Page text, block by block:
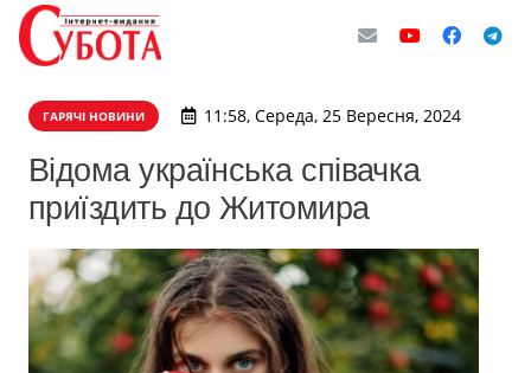
ГАРЯЧІ НОВИНИ 11:58, Середа, 25 Вересня, 2024
Відома українська співачка
приїздить до Житомира